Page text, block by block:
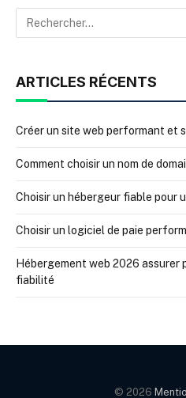
ARTICLES RÉCENTS
Créer un site web performant et
Comment choisir un nom de
Choisir un hébergeur fiable pour
Choisir un logiciel de paie
Hébergement web 2026
fiabilité
© 2026